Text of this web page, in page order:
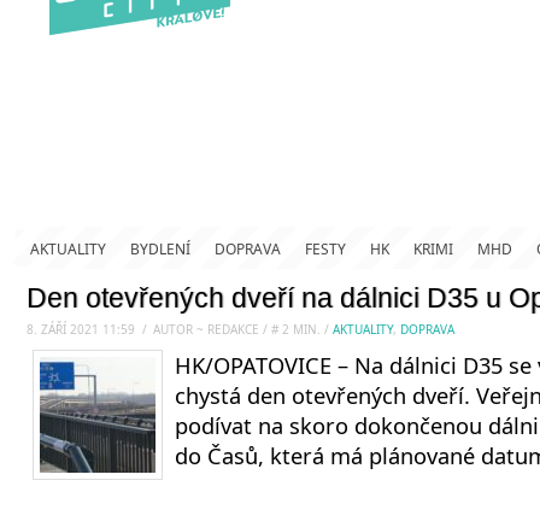
AKTUALITY BYDLENÍ DOPRAVA FESTY HK KRIMI MHD
Den otevřených dveří na dálnici D35 u
8. ZÁŘÍ 2021 11:59 / AUTOR ~ REDAKCE / # 2 MIN. / AKTUALITY, DOPRAVA
HK/OPATOVICE – Na dálnici D35
chystá den otevřených dveří.
podívat na skoro dokončenou
do Časů, která má plánované